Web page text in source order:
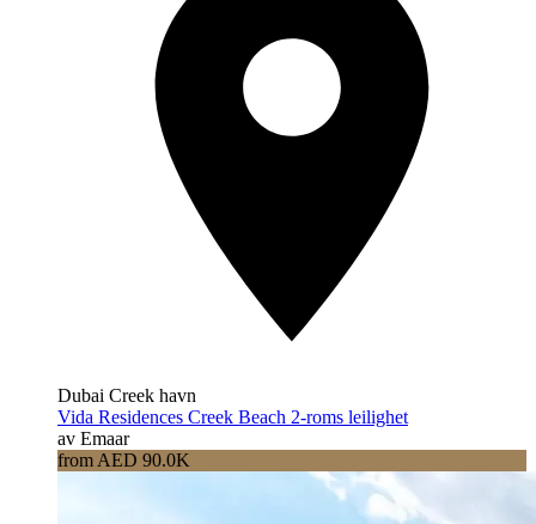
Dubai Creek havn
Vida Residences Creek Beach 2-roms leilighet
av Emaar
from AED 90.0K